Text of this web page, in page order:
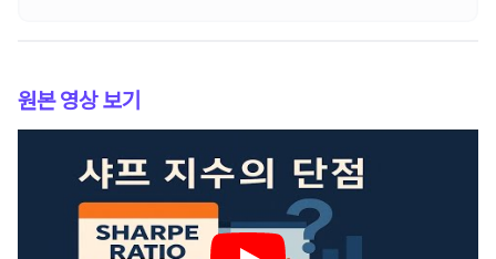
원본 영상 보기